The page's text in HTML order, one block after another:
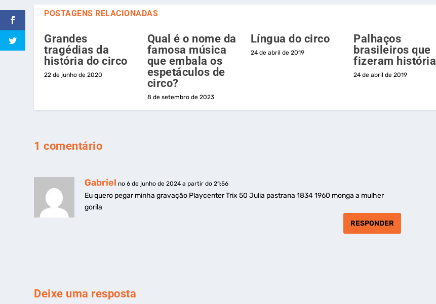
POSTAGENS RELACIONADAS
Grandes
tragédias da
história do circo
22 de junho de 2020
Qual é o nome da
famosa música
que embala os
espetáculos de
circo?
8 de setembro de 2023
Língua do circo
24 de abril de 2019
Palhaços
brasileiros que
fizeram história
24 de abril de 2019
1 comentário
Gabriel no 6 de junho de 2024 a partir do 21:56
Eu quero pegar minha gravação Playcenter Trix 50 Julia pastrana 1834 1960 monga a mulher
gorila
RESPONDER
Deixe uma resposta